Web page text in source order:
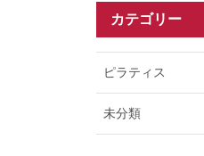
カテゴリー
ピラティス
未分類